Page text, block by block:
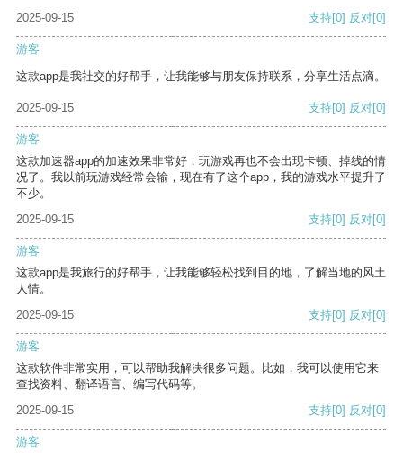
2025-09-15
支持[0] 反对[0]
游客
这款app是我社交的好帮手，让我能够与朋友保持联系，分享生活点滴。
2025-09-15 支持[0] 反对[0]
游客
这款加速器app的加速效果非常好，玩游戏再也不会出现卡顿、掉线的情
况了。我以前玩游戏经常会输，现在有了这个app，我的游戏水平提升了
不少。
2025-09-15
支持[0] 反对[0]
游客
这款app是我旅行的好帮手，让我能够轻松找到目的地，了解当地的风土
人情。
2025-09-15
支持[0] 反对[0]
游客
这款软件非常实用，可以帮助我解决很多问题。比如，我可以使用它来
查找资料、翻译语言、编写代码等。
2025-09-15
支持[0] 反对[0]
游客